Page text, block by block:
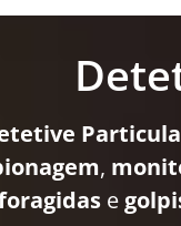
,
e